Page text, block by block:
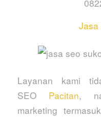
Jasa
Layanan kami
SEO Pacitan,
marketing